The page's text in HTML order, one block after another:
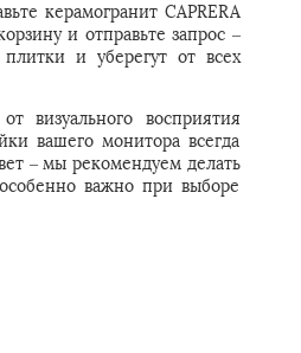
керамогранит CAPRERA
и отправьте запрос –
и уберегут от всех
визуального восприятия
вашего монитора всегда
– мы рекомендуем делать
важно при выборе